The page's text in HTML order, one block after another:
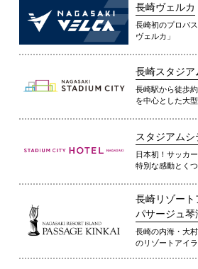
長崎ヴェルカ
長崎初のプロバ
ヴェルカ」
長崎スタジア
長崎駅から徒歩
を中心とした大
スタジアム
日本初！サッカ
特別な感動とくつ
長崎リゾート
パサージュ琴
長崎の内海・大
のリゾートアイ